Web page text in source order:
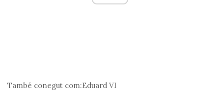
També conegut com:Eduard VI